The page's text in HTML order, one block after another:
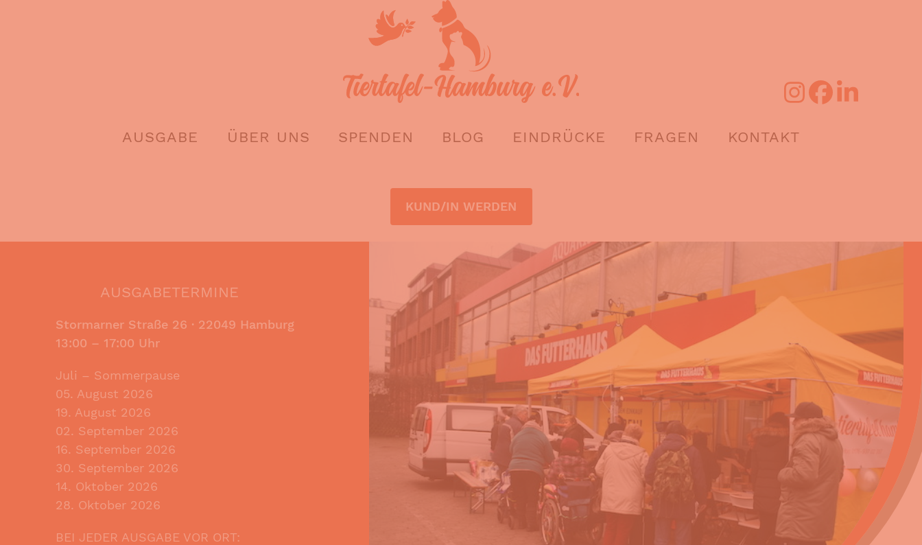
AUSGABE ÜBER UNS SPENDEN BLOG EINDRÜCKE FRAGEN KONTAKT
KUND/IN WERDEN
AUSGABETERMINE
Stormarner Straße 26 · 22049 Hamburg
13:00 – 17:00 Uhr
Juli – Sommerpause
05. August 2026
19. August 2026
02. September 2026
16. September 2026
30. September 2026
14. Oktober 2026
28. Oktober 2026
BEI JEDER AUSGABE VOR ORT: